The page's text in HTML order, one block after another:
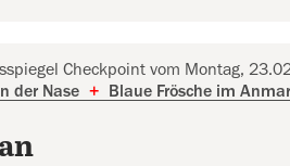
Checkpoint vom Montag,
der Nase + Blaue Frösche im